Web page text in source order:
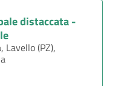
distaccata -
Lavello (PZ),